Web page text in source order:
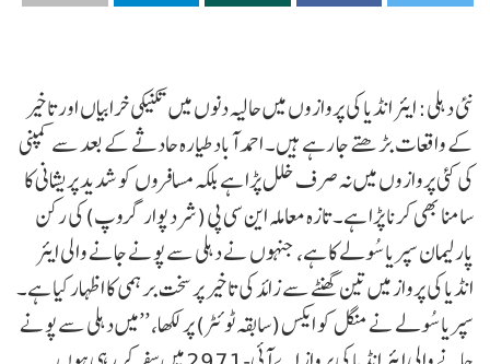
نئی دہلی: ایئر انڈیا کی پروازوں میں حالیہ دنوں میں تکنیکی خرابیاں اور تاخیر
کے واقعات بڑھتے جا رہے ہیں۔ احمد آباد طیارہ حادثے کے بعد سے کمپنی
کی کئی پروازوں میں نہ صرف خلل پڑا ہے بلکہ مسافروں کو شدید پریشانی کا
سامنا بھی کرنا پڑا ہے۔ تازہ معاملہ این سی پی (شرد پوار گروپ) کی رکن
پارلیمان سپریا سُولے کا ہے، جنہوں نے دہلی سے پونے جانے والی ایئر
انڈیا کی پرواز میں تین گھنٹے سے زائد کی تاخیر پر سخت برہمی کا اظہار کیا ہے۔
سپریا سُولے نے منگل کو ایکس (سابقہ ٹوئٹر) پر لکھا، ’’میں دہلی سے پونے